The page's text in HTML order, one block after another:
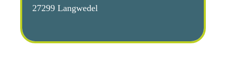
27299 Langwedel